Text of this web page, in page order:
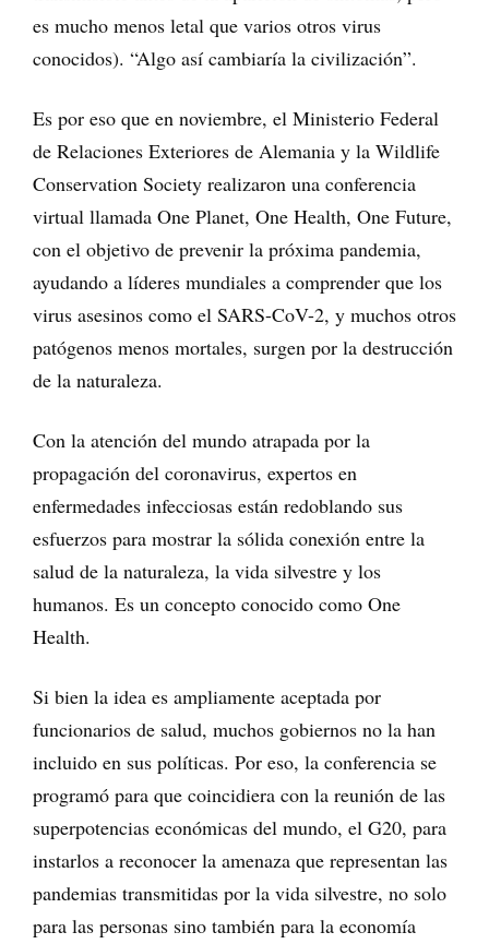
es mucho menos letal que varios otros virus
conocidos). “Algo así cambiaría la civilización”.
Es por eso que en noviembre, el Ministerio Federal
de Relaciones Exteriores de Alemania y la Wildlife
Conservation Society realizaron una conferencia
virtual llamada One Planet, One Health, One Future,
con el objetivo de prevenir la próxima pandemia,
ayudando a líderes mundiales a comprender que los
virus asesinos como el SARS-CoV-2, y muchos otros
patógenos menos mortales, surgen por la destrucción
de la naturaleza.
Con la atención del mundo atrapada por la
propagación del coronavirus, expertos en
enfermedades infecciosas están redoblando sus
esfuerzos para mostrar la sólida conexión entre la
salud de la naturaleza, la vida silvestre y los
humanos. Es un concepto conocido como One
Health.
Si bien la idea es ampliamente aceptada por
funcionarios de salud, muchos gobiernos no la han
incluido en sus políticas. Por eso, la conferencia se
programó para que coincidiera con la reunión de las
superpotencias económicas del mundo, el G20, para
instarlos a reconocer la amenaza que representan las
pandemias transmitidas por la vida silvestre, no solo
para las personas sino también para la economía